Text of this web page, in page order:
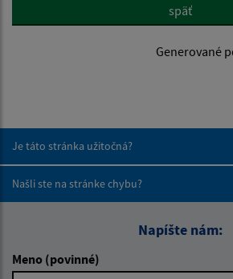
späť
Generované
Je táto stránka užitočná?
Našli ste na stránke chybu?
Napíšte nám:
Meno (povinné)